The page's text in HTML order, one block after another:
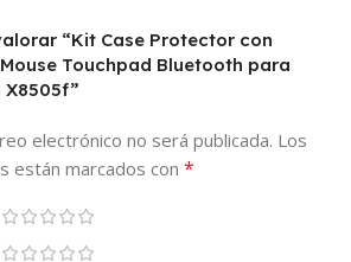
“Kit Case Protector con
Touchpad Bluetooth para
X8505f”
electrónico no será publicada. Los
están marcados con *